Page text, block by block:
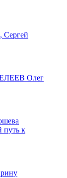
Сергей
Олег
путь к